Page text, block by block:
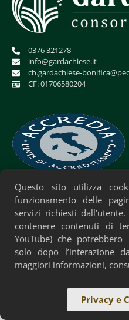
0376 321278
info@gardachiese.it
cb.gardachiese-
CF: 01706580204
Privacy Policy
Questo sito utilizza
funzionamento delle
servizi richiesti
contenere contenuti di
YouTube) che
solo dopo l’interazione
maggiori informazioni,
Privacy e